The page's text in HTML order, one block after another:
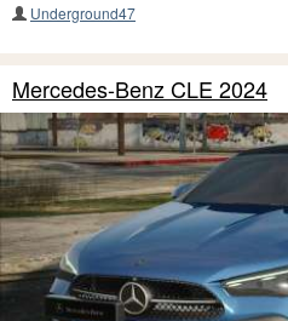
Underground47
Mercedes-Benz CLE 2024